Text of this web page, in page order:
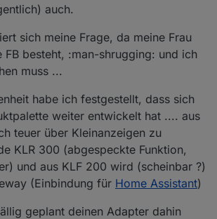
auch.
sich meine Frage, da meine Frau
FB besteht, :man-shrugging: und ich
muss ...
habe ich festgestellt, dass sich
weiter entwickelt hat .... aus
teuer über Kleinanzeigen zu
KLR 300 (abgespeckte Funktion,
und aus KLF 200 wird (scheinbar ?)
(Einbindung für Home Assistant)
geplant deinen Adapter dahin